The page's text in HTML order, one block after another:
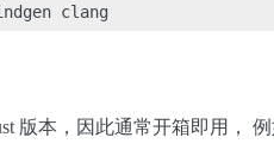
版本，因此通常开箱即用，